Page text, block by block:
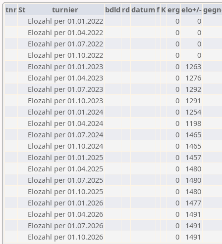
tnrSt turnier bdld rd datumf Kerg elo+/-
Elozahl per 01.01.2022
0
0
Elozahl per 01.04.2022
0
0
Elozahl per 01.07.2022
0
0
Elozahl per 01.10.2022
0
0
Elozahl per 01.01.2023
0
1263
Elozahl per 01.04.2023
0
1276
Elozahl per 01.07.2023
0
1292
Elozahl per 01.10.2023
0
1291
Elozahl per 01.01.2024
0
1254
Elozahl per 01.04.2024
0
1198
Elozahl per 01.07.2024
0
1465
Elozahl per 01.10.2024
0
1465
Elozahl per 01.01.2025
0
1457
Elozahl per 01.04.2025
0
1480
Elozahl per 01.07.2025
0
1480
Elozahl per 01.10.2025
0
1480
Elozahl per 01.01.2026
0
1477
Elozahl per 01.04.2026
0
1491
Elozahl per 01.07.2026
0
1491
Elozahl per 01.10.2026
0 1491